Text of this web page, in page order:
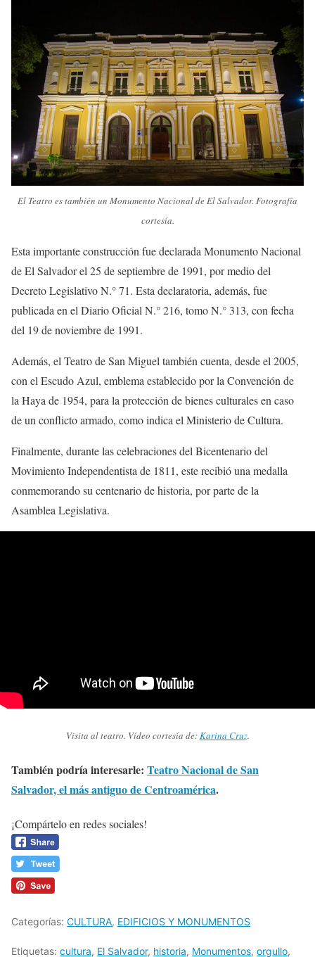
El Teatro es también un Monumento Nacional de El Salvador. Fotografía
cortesía.
Esta importante construcción fue declarada Monumento Nacional
de El Salvador el 25 de septiembre de 1991, por medio del
Decreto Legislativo N.° 71. Esta declaratoria, además, fue
publicada en el Diario Oficial N.° 216, tomo N.° 313, con fecha
del 19 de noviembre de 1991.
Además, el Teatro de San Miguel también cuenta, desde el 2005,
con el Escudo Azul, emblema establecido por la Convención de
la Haya de 1954, para la protección de bienes culturales en caso
de un conflicto armado, como indica el Ministerio de Cultura.
Finalmente, durante las celebraciones del Bicentenario del
Movimiento Independentista de 1811, este recibió una medalla
conmemorando su centenario de historia, por parte de la
Asamblea Legislativa.
Visita al teatro. Vídeo cortesía de: Karina Cruz.
También podría interesarle: Teatro Nacional de San
Salvador, el más antiguo de Centroamérica.
¡Compártelo en redes sociales!
Categorías: CULTURA, EDIFICIOS Y MONUMENTOS
Etiquetas: cultura, El Salvador, historia, Monumentos, orgullo,